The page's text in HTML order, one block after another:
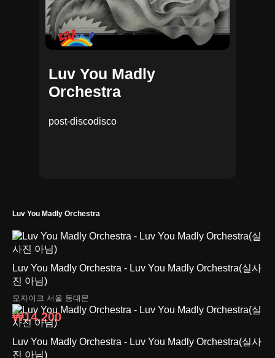
Luv You Madly
Orchestra
post-discodisco
Luv You Madly Orchestra
Luv You Madly Orchestra - Luv You Madly Orchestra(실사
진 아님)
모자이크 서울 동대문
₩14,200
Luv You Madly Orchestra - Luv You Madly Orchestra(실사
진 아님)